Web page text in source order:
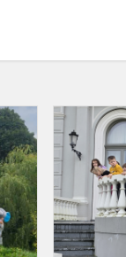
Žygis
į
Belvederio
dvaro
sodybą